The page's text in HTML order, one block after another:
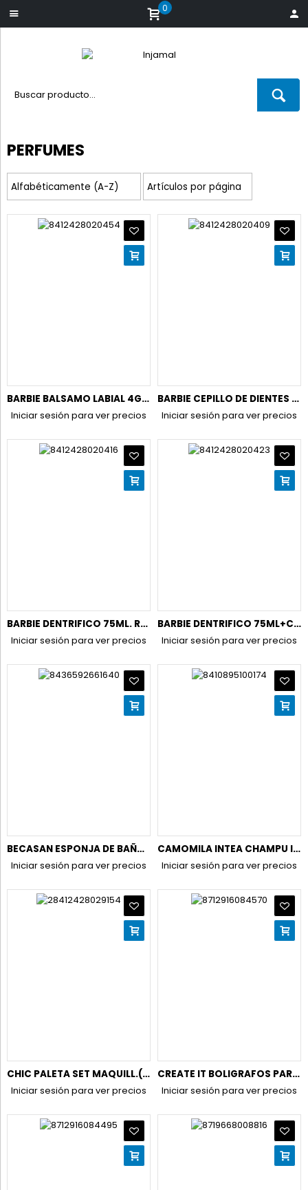
0
PERFUMES
BARBIE BALSAMO LABIAL 4GR.(BLISTER) REF.2045
Iniciar sesión para ver precios
BARBIE CEPILLO DE DIENTES CON CAPUCHÓN NIÑA REF.2040
Iniciar sesión para ver precios
BARBIE DENTRIFICO 75ML. REF.2041
Iniciar sesión para ver precios
BARBIE DENTRIFICO 75ML+CEPILLO DENTAL+VASO(NECESER 2042
Iniciar sesión para ver precios
BECASAN ESPONJA DE BAÑO INFANTIL BA61640
Iniciar sesión para ver precios
CAMOMILA INTEA CHAMPU INFANTIL 250ML.REFLEJOS RUBIOS
Iniciar sesión para ver precios
CHIC PALETA SET MAQUILL.(21 SOMB-3 COLORETES..)RUTH TAYL P12
Iniciar sesión para ver precios
CREATE IT BOLIGRAFOS PARA TATUAR 6UD + 2 PLANTILLAS (NUEVO)
Iniciar sesión para ver precios